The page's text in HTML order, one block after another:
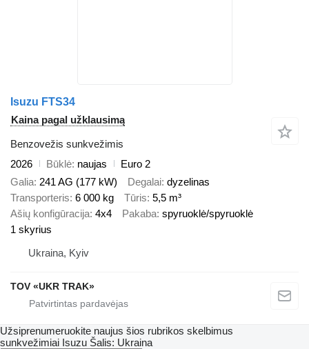
Isuzu FTS34
Kaina pagal užklausimą
Benzovežis sunkvežimis
2026
Būklė naujas
Euro 2
Galia 241 AG (177 kW) Degalai dyzelinas
Transporteris 6 000 kg Tūris 5,5 m³
Ašių konfigūracija 4x4 Pakaba spyruoklė/spyruoklė
1 skyrius
Ukraina, Kyiv
TOV «UKR TRAK»
Užsiprenumeruokite naujus šios rubrikos skelbimus
sunkvežimiai Isuzu Šalis: Ukraina